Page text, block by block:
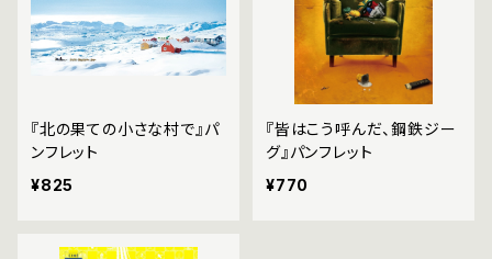
『北の果ての小さな村で』パ
ンフレット
¥825
『皆はこう呼んだ、鋼鉄ジー
グ』パンフレット
¥770